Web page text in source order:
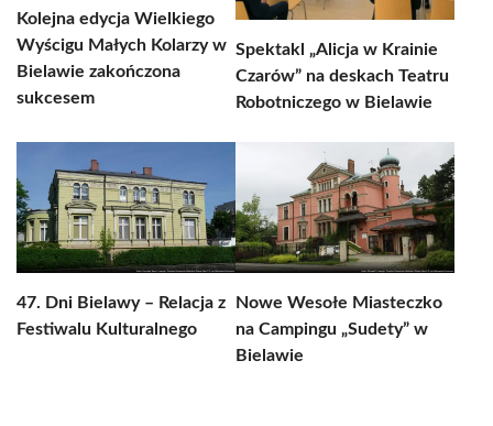
Kolejna edycja Wielkiego
Wyścigu Małych Kolarzy w
Bielawie zakończona
sukcesem
Spektakl „Alicja w Krainie
Czarów” na deskach Teatru
Robotniczego w Bielawie
47. Dni Bielawy – Relacja z
Festiwalu Kulturalnego
Nowe Wesołe Miasteczko
na Campingu „Sudety” w
Bielawie